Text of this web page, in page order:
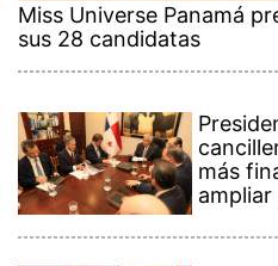
Miss Universe Panamá
sus 28 candidatas
más